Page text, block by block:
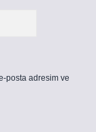
posta adresim ve